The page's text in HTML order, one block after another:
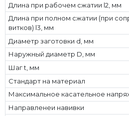
Длина при рабочем сжатии l2, мм
Длина при полном сжатии (при
витков) l3, мм
Диаметр заготовки d, мм
Наружный диаметр D, мм
Шаг t, мм
Стандарт на материал
Максимальное касательное
Направленеи навивки